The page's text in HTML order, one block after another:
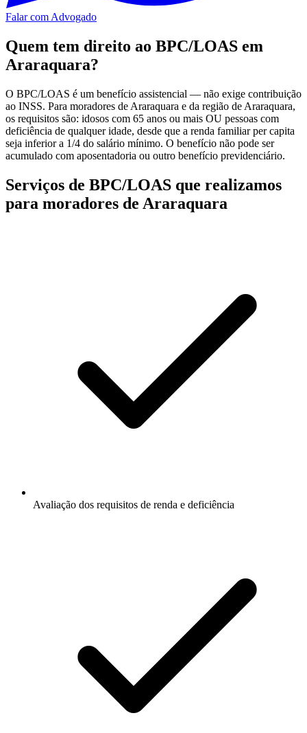
Falar com Advogado
Quem tem direito ao BPC/LOAS em
Araraquara?
O BPC/LOAS é um benefício assistencial — não exige contribuição
ao INSS. Para moradores de Araraquara e da região de Araraquara,
os requisitos são: idosos com 65 anos ou mais OU pessoas com
deficiência de qualquer idade, desde que a renda familiar per capita
seja inferior a 1/4 do salário mínimo. O benefício não pode ser
acumulado com aposentadoria ou outro benefício previdenciário.
Serviços de BPC/LOAS que realizamos
para moradores de Araraquara
Avaliação dos requisitos de renda e deficiência